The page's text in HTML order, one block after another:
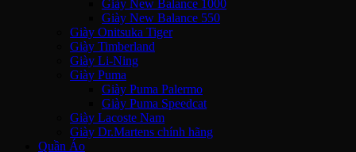
Giày New Balance 1000
Giày New Balance 550
Giày Onitsuka Tiger
Giày Timberland
Giày Li-Ning
Giày Puma
Giày Puma Palermo
Giày Puma Speedcat
Giày Lacoste Nam
Giày Dr.Martens chính hãng
Quần Áo